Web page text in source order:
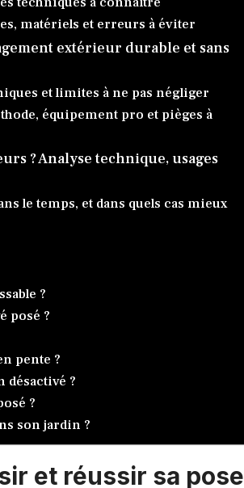
matériels et erreurs à éviter
extérieur durable et sans
et limites à ne pas négliger
équipement pro et pièges à
? Analyse technique, usages
le temps, et dans quels cas mieux
?
posé ?
pente ?
désactivé ?
?
son jardin ?
et réussir sa pose